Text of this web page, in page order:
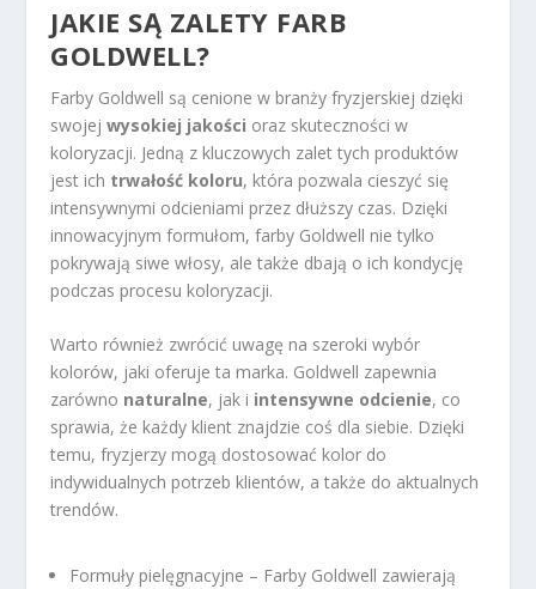
JAKIE SĄ ZALETY FARB
GOLDWELL?
Farby Goldwell są cenione w branży fryzjerskiej dzięki
swojejwysokiej jakości oraz skuteczności w
koloryzacji. Jedną z kluczowych zalet tych produktów
jest ich trwałość koloru, która pozwala cieszyć się
intensywnymi odcieniami przez dłuższy czas. Dzięki
innowacyjnym formułom, farby Goldwell nie tylko
pokrywają siwe włosy, ale także dbają o ich kondycję
podczas procesu koloryzacji.
Warto również zwrócić uwagę na szeroki wybór
kolorów, jaki oferuje ta marka. Goldwell zapewnia
zarówno naturalne, jak i intensywne odcienie, co
sprawia, że każdy klient znajdzie coś dla siebie. Dzięki
temu, fryzjerzy mogą dostosować kolor do
indywidualnych potrzeb klientów, a także do aktualnych
trendów.
Formuły pielęgnacyjne – Farby Goldwell zawierają